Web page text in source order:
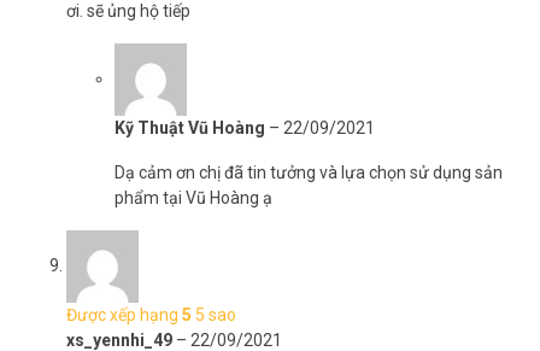
ơi. sẽ ủng hộ tiếp
Kỹ Thuật Vũ Hoàng – 22/09/2021
Dạ cảm ơn chị đã tin tưởng và lựa chọn sử dụng sản
phẩm tại Vũ Hoàng ạ
Được xếp hạng 5 5 sao
xs_yennhi_49 – 22/09/2021